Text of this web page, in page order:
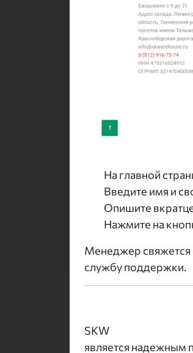
На главной
Введите имя и
Опишите
Нажмите на
Менеджер свяжется
службу поддержки.
SKW
является надежным